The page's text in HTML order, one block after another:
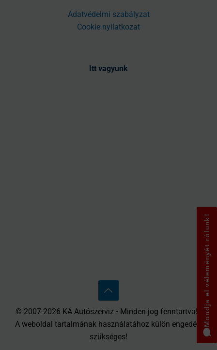
Adatvédelmi szabályzat
Cookie nyilatkozat
Itt vagyunk
Mondja el véleményét rólunk!
© 2007-2026 KA Autószerviz • Minden jog fenntartva! •
A weboldal tartalmának használatához külön engedély
szükséges!